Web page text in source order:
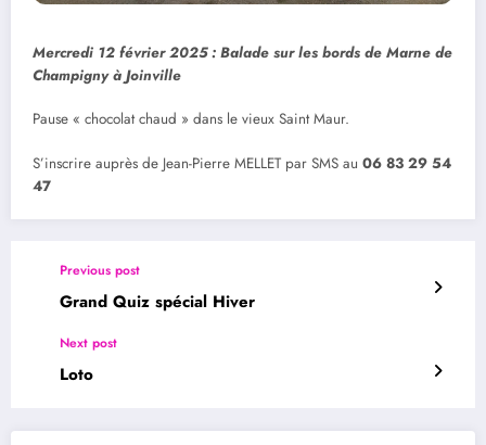
Mercredi 12 février 2025 : Balade sur les bords de Marne de
Champigny à Joinville
Pause « chocolat chaud » dans le vieux Saint Maur.
S’inscrire auprès de Jean-Pierre MELLET par SMS au 06 83 29 54
47
Previous post
Grand Quiz spécial Hiver
Next post
Loto